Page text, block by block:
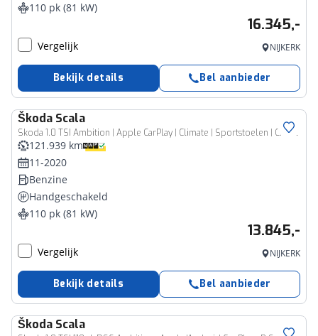
110 pk (81 kW)
16.345,-
Vergelijk NIJKERK
Bekijk details Bel aanbieder
Škoda Scala
Skoda 1.0 TSI Ambition | Apple CarPlay | Climate | Sportstoelen | Cruise
121.939 km
11-2020
Benzine
Handgeschakeld
110 pk (81 kW)
13.845,-
Vergelijk NIJKERK
Bekijk details Bel aanbieder
Škoda Scala